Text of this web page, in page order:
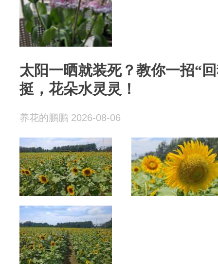
太阳一晒就装死？教你一招“
挺，花朵水灵灵！
养花的鹏鹏 2026-08-06